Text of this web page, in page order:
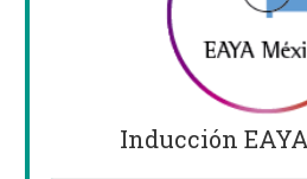
Inducción